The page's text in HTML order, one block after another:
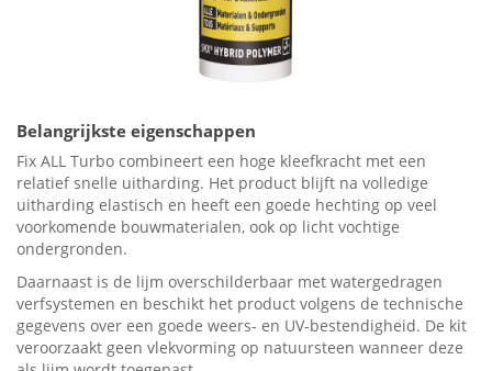
Belangrijkste eigenschappen
Fix ALL Turbo combineert een hoge kleefkracht met een
relatief snelle uitharding. Het product blijft na volledige
uitharding elastisch en heeft een goede hechting op veel
voorkomende bouwmaterialen, ook op licht vochtige
ondergronden.
Daarnaast is de lijm overschilderbaar met watergedragen
verfsystemen en beschikt het product volgens de technische
gegevens over een goede weers- en UV-bestendigheid. De kit
veroorzaakt geen vlekvorming op natuursteen wanneer deze